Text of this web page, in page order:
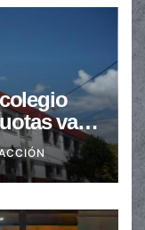
van